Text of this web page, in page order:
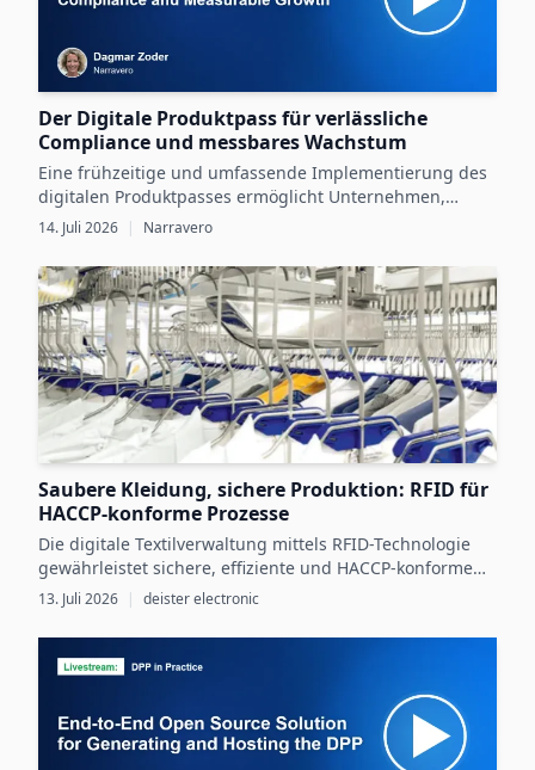
Der Digitale Produktpass für verlässliche
Compliance und messbares Wachstum
Eine frühzeitige und umfassende Implementierung des
digitalen Produktpasses ermöglicht Unternehmen,
gesetzliche Vorgaben zu erfüllen und gleichzeitig durch
14. Juli 2026 | Narravero
Saubere Kleidung, sichere Produktion: RFID für
HACCP-konforme Prozesse
Die digitale Textilverwaltung mittels RFID-Technologie
gewährleistet sichere, effiziente und HACCP-konforme
Arbeitskleidungsprozesse in der
13. Juli 2026 | deister electronic